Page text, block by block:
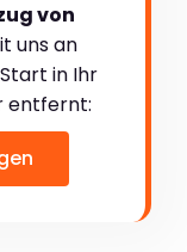
von
uns an
in Ihr
entfernt: